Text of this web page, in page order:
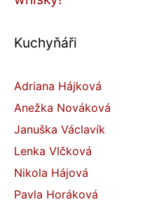
Kuchyňáři
Adriana Hájková
Anežka Nováková
Januška Václavík
Lenka Vlčková
Nikola Hájová
Pavla Horáková